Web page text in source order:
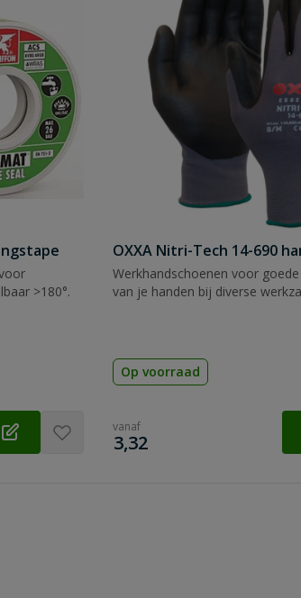
>180°.
OXXA Nitri-Tech 14-690
Werkhandschoenen voor
van je handen bij diverse
Op voorraad
vanaf
€
3,32